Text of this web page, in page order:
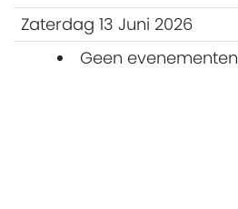
Zaterdag 13 Juni 2026
Geen evenementen